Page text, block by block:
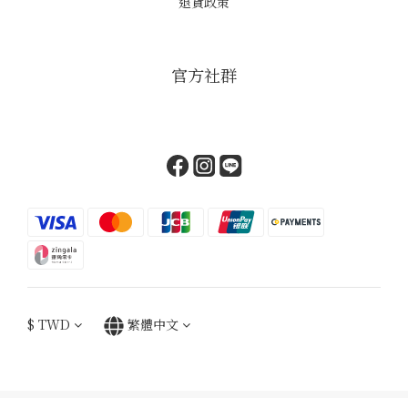
官方社群
$ TWD 繁體中文